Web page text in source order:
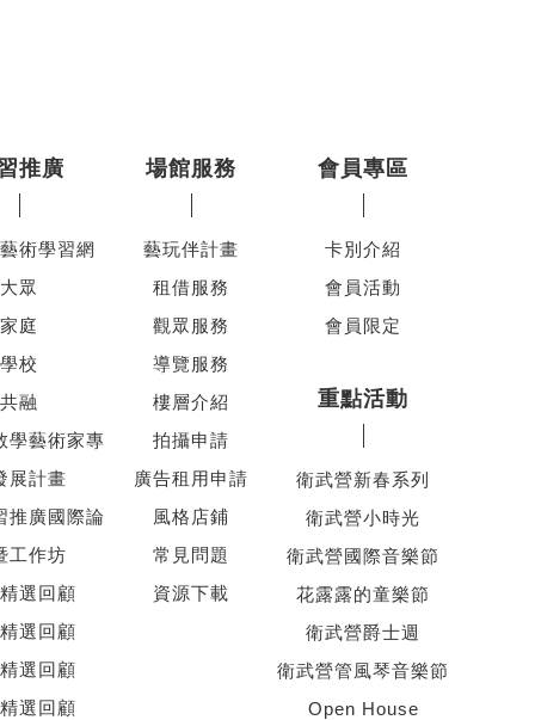
推廣
術學習網
大眾
家庭
學校
共融
學藝術家專
展計畫
推廣國際論
工作坊
選回顧
選回顧
選回顧
選回顧
場館服務
藝玩伴計畫
租借服務
觀眾服務
導覽服務
樓層介紹
拍攝申請
廣告租用申請
風格店鋪
常見問題
資源下載
會員專區
卡別介紹
會員活動
會員限定
重點活動
衛武營新春系列
衛武營小時光
衛武營國際音樂節
花露露的童樂節
衛武營爵士週
衛武營管風琴音樂節
Open House